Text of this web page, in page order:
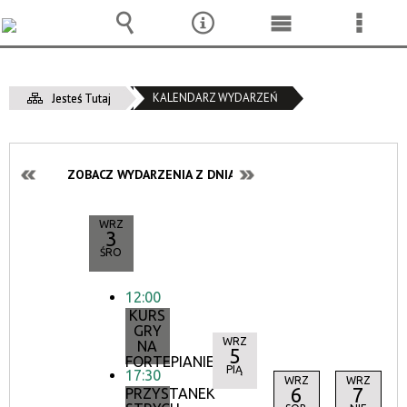
Jesteś Tutaj KALENDARZ WYDARZEŃ
ZOBACZ WYDARZENIA Z DNIA:
WRZ
3
ŚRO
12:00
KURS
GRY
NA
FORTEPIANIE
17:30
PRZYSTANEK
WRZ
5
PIĄ
WRZ
6
WRZ
7
Wyszukiwarka
NarzędziaMenu
Menu